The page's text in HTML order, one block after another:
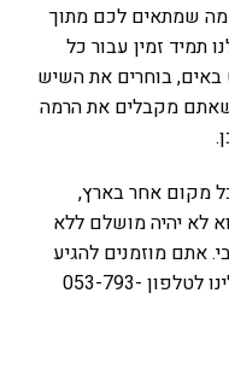
מה שמתאים לכם מתוך
תמיד זמין עבור כל
בוחרים את השיש
מקבלים את הרמה
מקום אחר בארץ,
לא יהיה מושלם ללא
אתם מוזמנים להגיע
לסניפינו ברחובות וברמלה, או לחייג אלינו לטלפון 053-793-